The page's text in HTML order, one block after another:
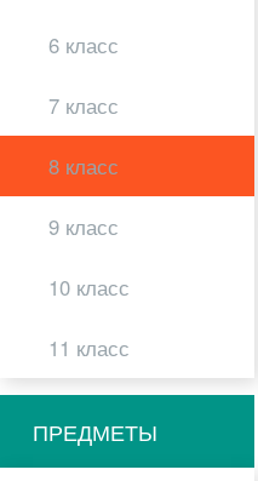
6 класс
7 класс
8 класс
9 класс
10 класс
11 класс
ПРЕДМЕТЫ